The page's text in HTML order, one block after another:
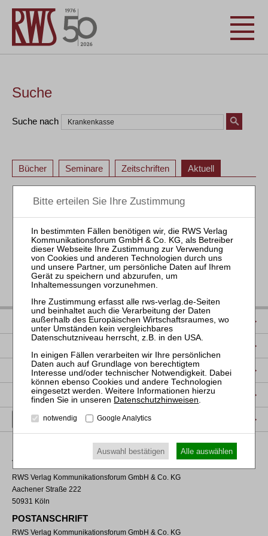
Suche
Suche nach
Bücher Seminare Zeitschriften Aktuell
2 3
IMPRESSUM
NUTZUNGSBESTIMMUNGEN/AGB
PRODUKTSICHERHEIT (GPSR)
VERTRAG WIDERRUFEN
VERLAGSADRESSE
RWS Verlag Kommunikationsforum GmbH & Co. KG
Aachener Straße 222
50931 Köln
POSTANSCHRIFT
RWS Verlag Kommunikationsforum GmbH & Co. KG
Datenschutzhinweisen
notwendig Google Analytics
Auswahl bestätigen Alle auswählen